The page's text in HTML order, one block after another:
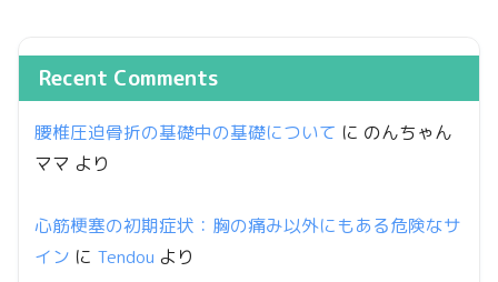
Recent Comments
腰椎圧迫骨折の基礎中の基礎について に のんちゃん
ママ より
心筋梗塞の初期症状：胸の痛み以外にもある危険なサ
イン に Tendou より